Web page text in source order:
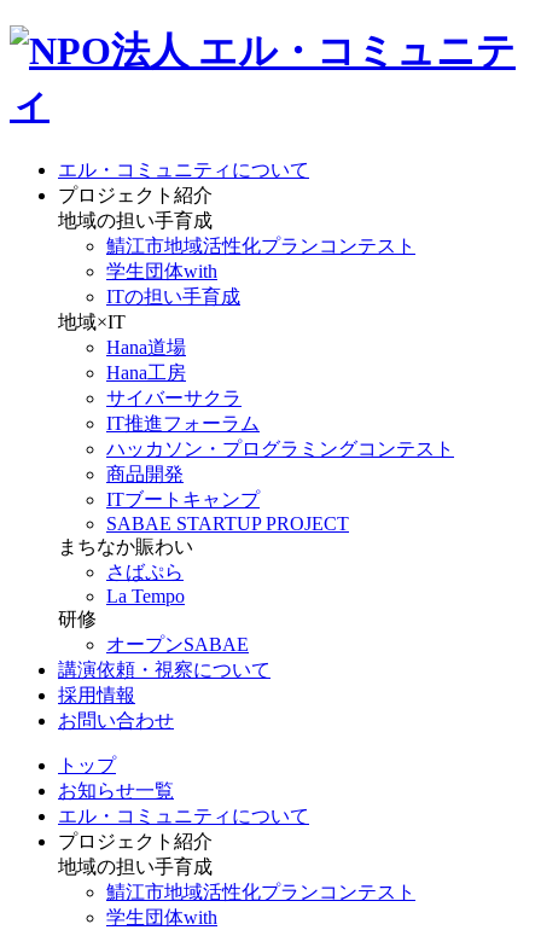
エル・コミュニティについて
プロジェクト紹介
地域の担い手育成
鯖江市地域活性化プランコンテスト
学生団体with
ITの担い手育成
地域×IT
Hana道場
Hana工房
サイバーサクラ
IT推進フォーラム
ハッカソン・プログラミングコンテスト
商品開発
ITブートキャンプ
SABAE STARTUP PROJECT
まちなか賑わい
さばぷら
La Tempo
研修
オープンSABAE
講演依頼・視察について
採用情報
お問い合わせ
トップ
お知らせ一覧
エル・コミュニティについて
プロジェクト紹介
地域の担い手育成
鯖江市地域活性化プランコンテスト
学生団体with